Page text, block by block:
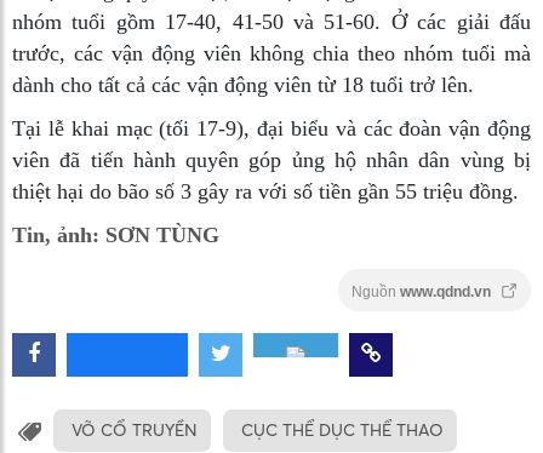
nhóm tuổi gồm 17-40, 41-50 và 51-60. Ở các giải đấu
trước, các vận động viên không chia theo nhóm tuổi mà
dành cho tất cả các vận động viên từ 18 tuổi trở lên.
Tại lễ khai mạc (tối 17-9), đại biểu và các đoàn vận động
viên đã tiến hành quyên góp ủng hộ nhân dân vùng bị
thiệt hại do bão số 3 gây ra với số tiền gần 55 triệu đồng.
Tin, ảnh: SƠN TÙNG
Nguồn www.qdnd.vn
VÕ CỔ TRUYỀN CỤC THỂ DỤC THỂ THAO